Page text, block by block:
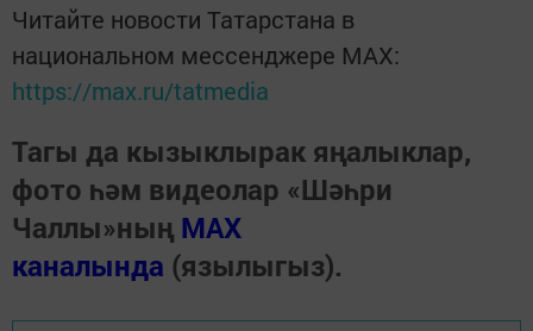
Читайте новости Татарстана в
национальном мессенджере MАХ:
https://max.ru/tatmedia
Тагы да кызыклырак яңалыклар,
фото һәм видеолар «Шәһри
Чаллы»ның MAX
каналында (язылыгыз).